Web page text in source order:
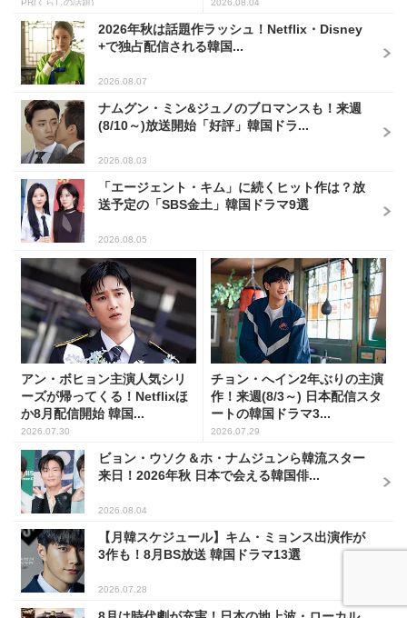
PR(くらしの話題) 2026.08.04
2026年秋は話題作ラッシュ！Netflix・Disney
+で独占配信される韓国...
2026.08.07
ナムグン・ミン&ジュノのブロマンスも！来週
(8/10～)放送開始「好評」韓国ドラ...
2026.08.03
「エージェント・キム」に続くヒット作は？放
送予定の「SBS金土」韓国ドラマ9選
2026.08.05
アン・ボヒョン主演人気シリ
ーズが帰ってくる！Netflixほ
か8月配信開始 韓国...
2026.07.30
チョン・へイン2年ぶりの主演
作！来週(8/3～) 日本配信スタ
ートの韓国ドラマ3...
2026.07.29
ビョン・ウソク＆ホ・ナムジュンら韓流スター
来日！2026年秋 日本で会える韓国俳...
2026.08.04
【月韓スケジュール】キム・ミョンス出演作が
3作も！8月BS放送 韓国ドラマ13選
2026.07.28